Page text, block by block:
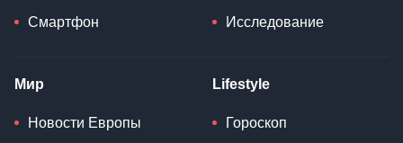
Смартфон Исследование
Мир
Новости Европы
Lifestyle
Гороскоп